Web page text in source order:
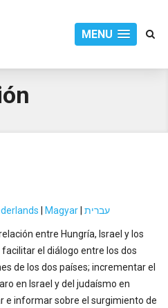
MENU
Magyar עברית
entre Hungría, Israel y los
el diálogo entre los dos
de los dos países; incrementar el
en Israel y del judaísmo en
e informar sobre el surgimiento de